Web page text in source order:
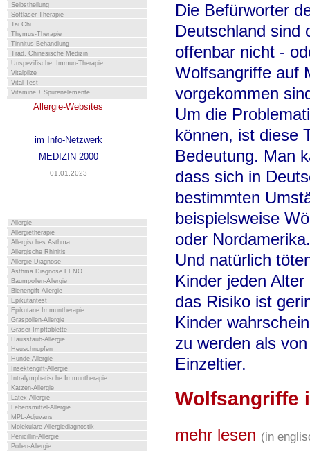
Selbstheilung
Softlaser-Therapie
Tai Chi
Thymus-Therapie
Tinnitus-Behandlung
Trad. Chinesische Medizin
Unspezifische Immun-Therapie
Vitalpilze
Vital-Test
Vitamine + Spurenelemente
Allergie-Websites
im Info-Netzwerk
MEDIZIN 2000
01.01.2023
Allergie
Allergietherapie
Allergisches Asthma
Allergische Rhinitis
Allergie Diagnose
Asthma Diagnose FENO
Baumpollen-Allergie
Bienengift-Allergie
Epikutantest
Epikutane Immuntherapie
Graspollen-Allergie
Gräser-Impftablette
Hausstaub-Allergie
Heuschnupfen
Hunde-Allergie
Insektengift-Allergie
Intralymphatische Immuntherapie
Katzen-Allergie
Latex-Allergie
Lebensmittel-Allergie
MPL-Adjuvans
Molekulare Allergiediagnostik
Penicillin-Allergie
Pollen-Allergie
Die Befürworter
Deutschland sind
offenbar nicht -
Wolfsangriffe auf
vorgekommen
Um die
können, ist diese
Bedeutung. Man
dass sich in
bestimmten
beispielsweise
oder Nordamerika.
Und natürlich
Kinder jeden
das Risiko ist
Kinder
zu werden als
Einzeltier.
Wolfsangriffe
mehr lesen (in